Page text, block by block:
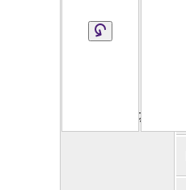
Caractéristiques